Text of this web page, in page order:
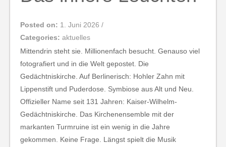
Posted on: 1. Juni 2026 /
Categories: aktuelles
Mittendrin steht sie. Millionenfach besucht. Genauso viel
fotografiert und in die Welt gepostet. Die
Gedächtniskirche. Auf Berlinerisch: Hohler Zahn mit
Lippenstift und Puderdose. Symbiose aus Alt und Neu.
Offizieller Name seit 131 Jahren: Kaiser-Wilhelm-
Gedächtniskirche. Das Kirchenensemble mit der
markanten Turmruine ist ein wenig in die Jahre
gekommen. Keine Frage. Längst spielt die Musik